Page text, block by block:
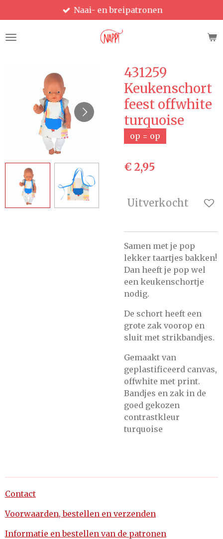
direct
naar
Naai- en breipatronen
431259
Keukenschort
feest offwhite
turquoise
op = op
€ 2,95
Uitverkocht
Samen met je pop
lekker taartjes bakken!
Dan heeft je pop wel
een keukenschortje
nodig.
De schort heeft een
grote zak voorop en
sluit met strikbandjes.
Gemaakt van
geplastificeerd canvas,
offwhite met print.
Bandjes en zak in de
goed gekozen
contrastkleur
turquoise
Contact
Voorwaarden, bestellen en verzenden
Informatie en bestellen van de patronen